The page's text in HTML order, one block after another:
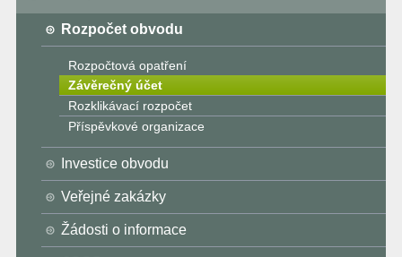
Rozpočet obvodu
Rozpočtová opatření
Závěrečný účet
Rozklikávací rozpočet
Příspěvkové organizace
Investice obvodu
Veřejné zakázky
Žádosti o informace